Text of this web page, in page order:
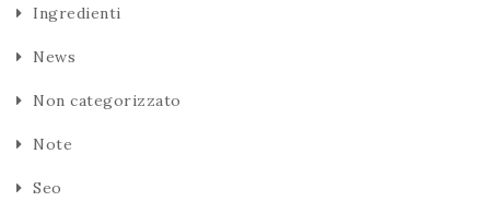
Ingredienti
News
Non categorizzato
Note
Seo